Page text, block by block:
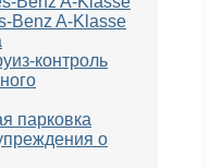
Benz A-Klasse
контроль
парковка
о